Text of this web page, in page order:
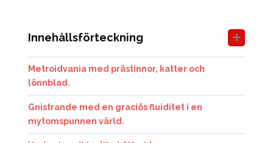
Innehållsförteckning
Metroidvania med prästinnor, katter och
lönnblad.
Gnistrande med en graciös fluiditet i en
mytomspunnen värld.